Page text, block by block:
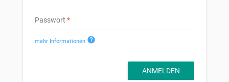
Passwort
mehr Informationen help